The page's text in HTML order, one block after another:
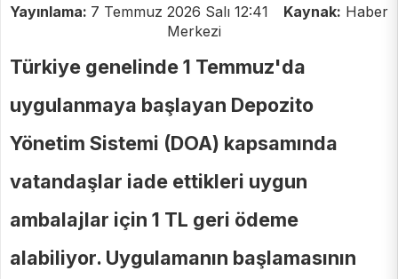
Yayınlama: 7 Temmuz 2026 Salı 12:41 Kaynak: Haber
Merkezi
Türkiye genelinde 1 Temmuz'da
uygulanmaya başlayan Depozito
Yönetim Sistemi (DOA) kapsamında
vatandaşlar iade ettikleri uygun
ambalajlar için 1 TL geri ödeme
alabiliyor. Uygulamanın başlamasının